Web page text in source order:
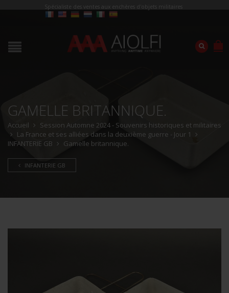
Spécialiste des ventes aux enchères d'objets militaires
GAMELLE BRITANNIQUE.
Accueil
Session Automne 2024 - Souvenirs historiques et militaires
La France et ses alliées dans la deuxième guerre - Jour 1
INFANTERIE GB
Gamelle britannique.
INFANTERIE GB